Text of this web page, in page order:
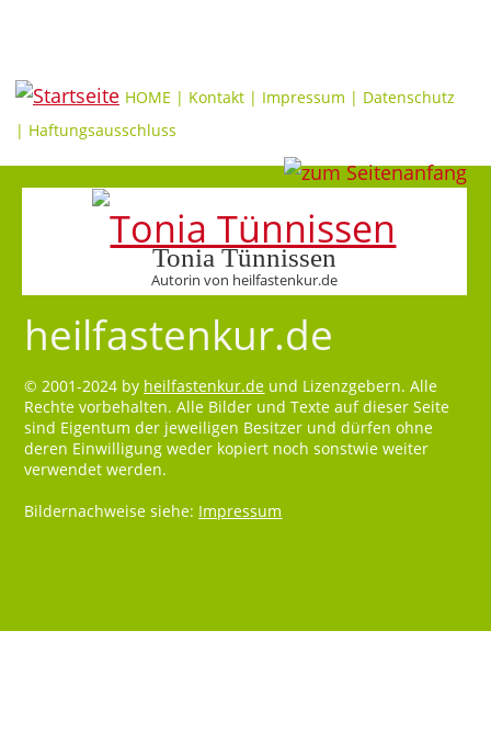
HOME | Kontakt | Impressum | Datenschutz
| Haftungsausschluss
Tonia Tünnissen
Autorin von heilfastenkur.de
heilfastenkur.de
© 2001-2024 by heilfastenkur.de und Lizenzgebern. Alle
Rechte vorbehalten. Alle Bilder und Texte auf dieser Seite
sind Eigentum der jeweiligen Besitzer und dürfen ohne
deren Einwilligung weder kopiert noch sonstwie weiter
verwendet werden.
Bildernachweise siehe: Impressum